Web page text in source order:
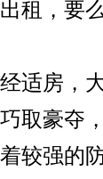
租，要
房，大
取豪夺
较强的